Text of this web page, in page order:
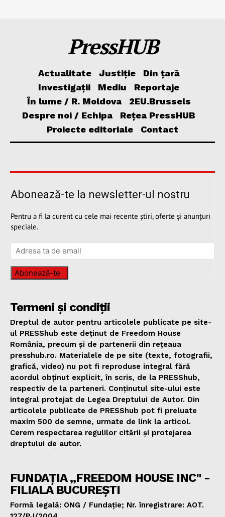
PressHUB
Actualitate Justiție
Din țară
Investigații
Mediu
Reportaje
În lume / R. Moldova
2EU.Brussels
Despre noi / Echipa
Rețea PressHUB
Proiecte editoriale
Contact
Abonează-te la newsletter-ul nostru
Pentru a fi la curent cu cele mai recente știri, oferte și anunțuri
speciale.
Abonează-te
Termeni și condiții
Dreptul de autor pentru articolele publicate pe site-
ul PRESShub este deținut de Freedom House
România, precum și de partenerii din rețeaua
presshub.ro. Materialele de pe site (texte, fotografii,
grafică, video) nu pot fi reproduse integral fără
acordul obținut explicit, în scris, de la PRESShub,
respectiv de la parteneri. Conținutul site-ului este
integral protejat de Legea Dreptului de Autor. Din
articolele publicate de PRESShub pot fi preluate
maxim 500 de semne, urmate de link la articol.
Cerem respectarea regulilor citării și protejarea
dreptului de autor.
FUNDAȚIA „FREEDOM HOUSE INC" -
FILIALA BUCUREȘTI
Formă legală: ONG / Fundație; Nr. înregistrare: AOT.